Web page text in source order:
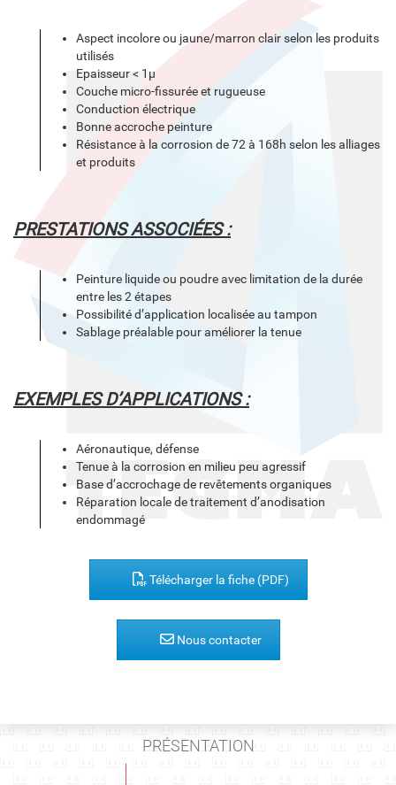
Aspect incolore ou jaune/marron clair selon les produits
utilisés
Epaisseur < 1µ
Couche micro-fissurée et rugueuse
Conduction électrique
Bonne accroche peinture
Résistance à la corrosion de 72 à 168h selon les alliages
et produits
PRESTATIONS ASSOCIÉES :
Peinture liquide ou poudre avec limitation de la durée
entre les 2 étapes
Possibilité d’application localisée au tampon
Sablage préalable pour améliorer la tenue
EXEMPLES D’APPLICATIONS :
Aéronautique, défense
Tenue à la corrosion en milieu peu agressif
Base d’accrochage de revêtements organiques
Réparation locale de traitement d’anodisation
endommagé
Télécharger la fiche (PDF)
Nous contacter
PRÉSENTATION